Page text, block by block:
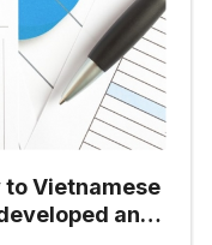
Vietnamese
and